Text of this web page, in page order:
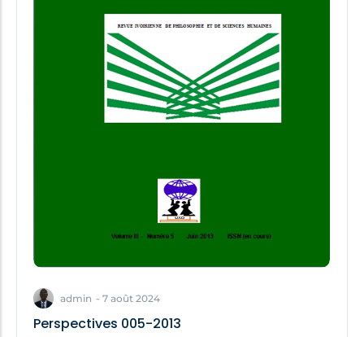
admin - 7 août 2024
Perspectives 005-2013